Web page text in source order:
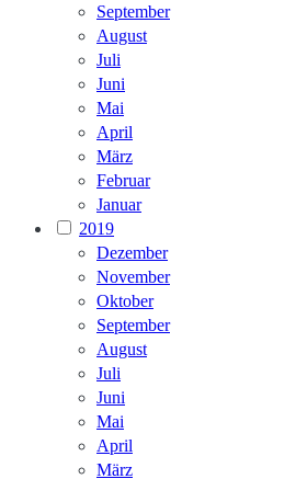
September
August
Juli
Juni
Mai
April
März
Februar
Januar
2019
Dezember
November
Oktober
September
August
Juli
Juni
Mai
April
März